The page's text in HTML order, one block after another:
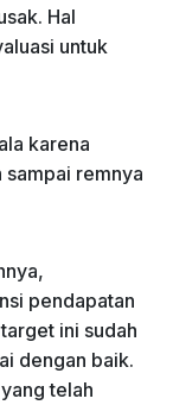
Hal
untuk
karena
sampai remnya
pendapatan
ini sudah
dengan baik.
telah